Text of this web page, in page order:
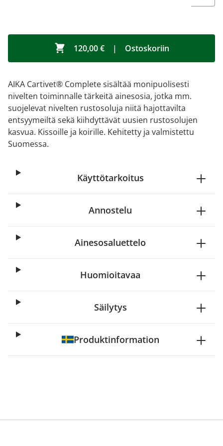
120,00 € | Ostoskoriin
AIKA Cartivet® Complete sisältää monipuolisesti
nivelten toiminnalle tärkeitä ainesosia, jotka mm.
suojelevat nivelten rustosoluja niitä hajottavilta
entsyymeiltä sekä kiihdyttävät uusien rustosolujen
kasvua. Kissoille ja koirille. Kehitetty ja valmistettu
Suomessa.
Käyttötarkoitus
Annostelu
Ainesosaluettelo
Huomioitavaa
Säilytys
Produktinformation